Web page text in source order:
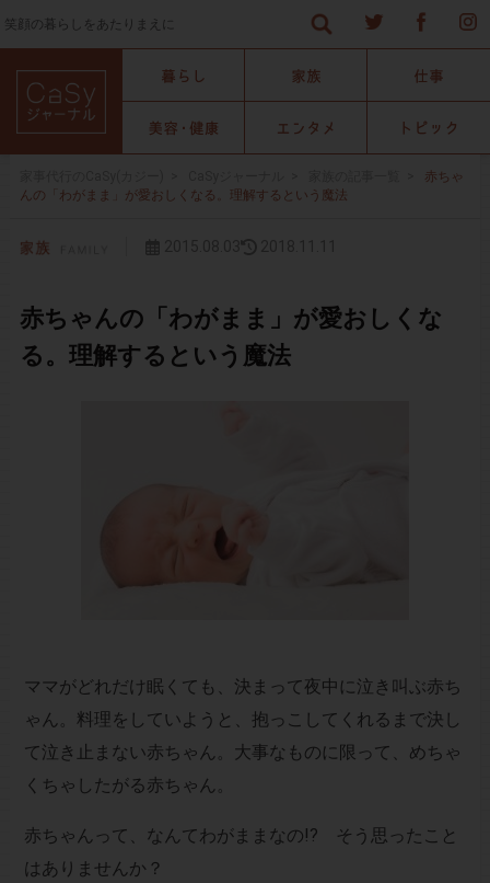
笑顔の暮らしをあたりまえに
赤ちゃ
んの「わがまま」が愛おしくなる。理解するという魔法
赤ちゃんの「わがまま」が愛おしくな
る。理解するという魔法
ママがどれだけ眠くても、決まって夜中に泣き叫ぶ赤ち
ゃん。料理をしていようと、抱っこしてくれるまで決し
て泣き止まない赤ちゃん。大事なものに限って、めちゃ
くちゃしたがる赤ちゃん。
赤ちゃんって、なんてわがままなの!? そう思ったこと
はありませんか？